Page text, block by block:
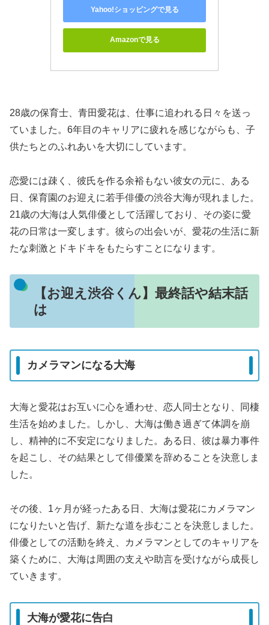
Yahoo!ショッピングで見る
Amazonで見る
28歳の保育士、青田愛花は、仕事に追われる日々を送っ
ていました。6年目のキャリアに疲れを感じながらも、子
供たちとのふれあいを大切にしています。
恋愛には疎く、彼氏を作る余裕もない彼女の元に、ある
日、保育園のお迎えに若手俳優の渋谷大海が現れました。
21歳の大海は人気俳優として活躍しており、その姿に愛
花の日常は一変します。彼らの出会いが、愛花の生活に新
たな刺激とドキドキをもたらすことになります。
【お迎え渋谷くん】最終話や結末話
は
カメラマンになる大海
大海と愛花はお互いに心を通わせ、恋人同士となり、同棲
生活を始めました。しかし、大海は働き過ぎて体調を崩
し、精神的に不安定になりました。ある日、彼は暴力事件
を起こし、その結果として俳優業を辞めることを決意しま
した。
その後、1ヶ月が経ったある日、大海は愛花にカメラマン
になりたいと告げ、新たな道を歩むことを決意しました。
俳優としての活動を終え、カメラマンとしてのキャリアを
築くために、大海は周囲の支えや助言を受けながら成長し
ていきます。
大海が愛花に告白